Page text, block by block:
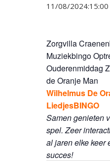
11/08/2024:15:00
Zorgvilla
Muziekbingo
Ouderenmiddag
de Oranje Man
Wilhelmus De
LiedjesBINGO
Samen genieten
spel. Zeer
al jaren elke keer
succes!